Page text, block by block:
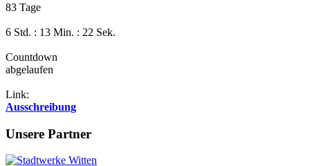
83 Tage
6 Std. : 13 Min. : 21 Sek.
Countdown
abgelaufen
Link:
Ausschreibung
Unsere Partner